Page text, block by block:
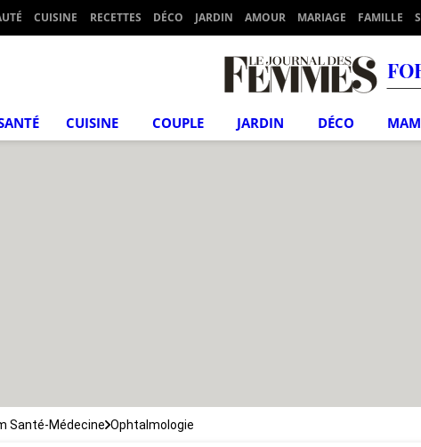
CUISINE RECETTES DÉCO JARDIN AMOUR MARIAGE FAMILLE
CUISINE COUPLE JARDIN DÉCO
Santé-Médecine Ophtalmologie